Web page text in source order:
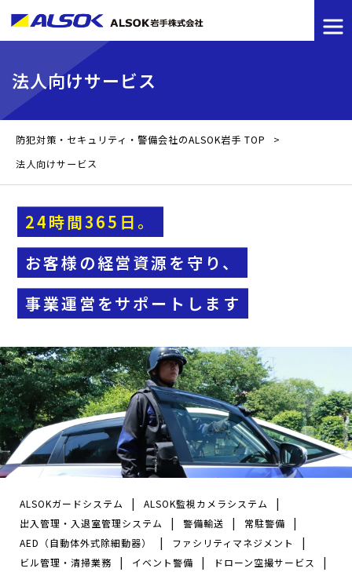
法人向けサービス
防犯対策・セキュリティ・警備会社のALSOK岩手 TOP
>
法人向けサービス
24時間365日。
お客様の経営資源を守り、
事業運営をサポートします
ALSOKガードシステム
ALSOK監視カメラシステム
出入管理・入退室管理システム
警備輸送
常駐警備
AED（自動体外式除細動器）
ファシリティマネジメント
ビル管理・清掃業務
イベント警備
ドローン空撮サービス